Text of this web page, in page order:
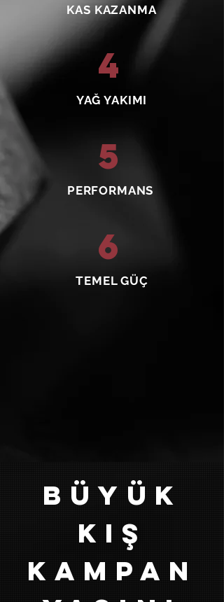
KAS KAZANMA
4
YAĞ YAKIMI
5
PERFORMANS
6
TEMEL GÜÇ
büyük
kış
kampan